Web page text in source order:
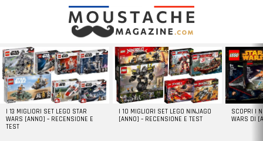
LATEST
STORIES
I 13 MIGLIORI SET LEGO STAR
WARS [ANNO] – RECENSIONE E
TEST
I 10 MIGLIORI SET LEGO NINJAGO
[ANNO] – RECENSIONE E TEST
SCOPRI I
WARS DI